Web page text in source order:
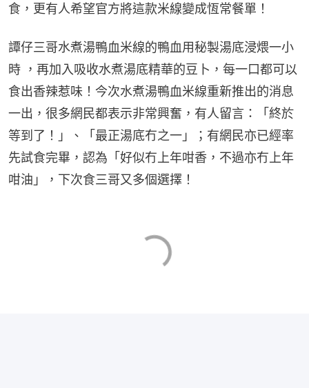
食，更有人希望官方將這款米線變成恆常餐單！
譚仔三哥水煮湯鴨血米線的鴨血用秘製湯底浸煨一小
時 ，再加入吸收水煮湯底精華的豆卜，每一口都可以
食出香辣惹味！今次水煮湯鴨血米線重新推出的消息
一出，很多網民都表示非常興奮，有人留言：「終於
等到了！」、「最正湯底冇之一」；有網民亦已經率
先試食完畢，認為「好似冇上年咁香，不過亦冇上年
咁油」，下次食三哥又多個選擇！